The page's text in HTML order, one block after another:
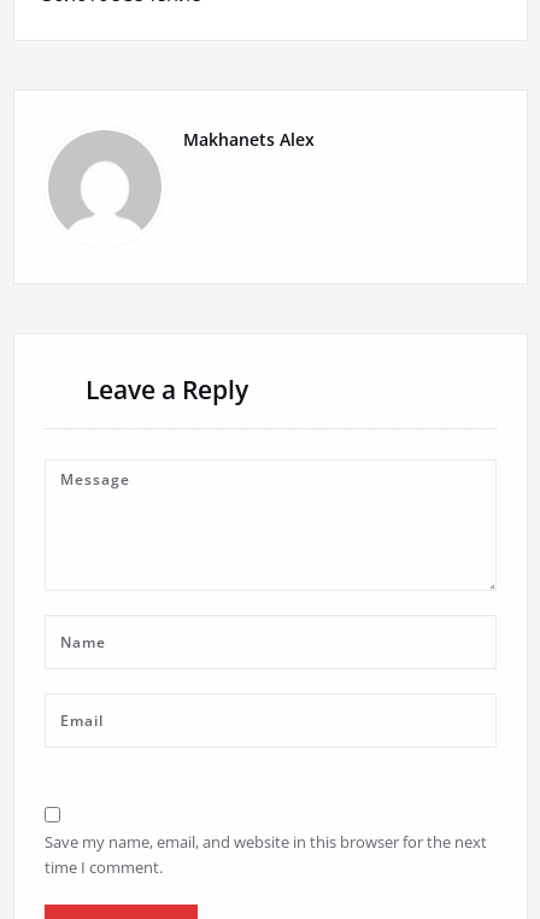
Makhanets Alex
Leave a Reply
Save my name, email, and website in this browser for the next
time I comment.